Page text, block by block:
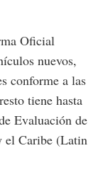
Oficial
nuevos,
conforme a las
tiene hasta
Evaluación de
el Caribe (Latin